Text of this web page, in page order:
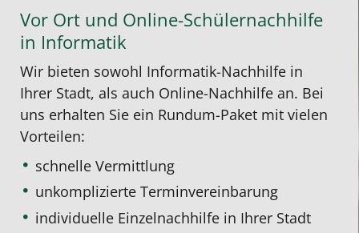
Vor Ort und Online-Schülernachhilfe
in Informatik
Wir bieten sowohl Informatik-Nachhilfe in
Ihrer Stadt, als auch Online-Nachhilfe an. Bei
uns erhalten Sie ein Rundum-Paket mit vielen
Vorteilen:
schnelle Vermittlung
unkomplizierte Terminvereinbarung
individuelle Einzelnachhilfe in Ihrer Stadt